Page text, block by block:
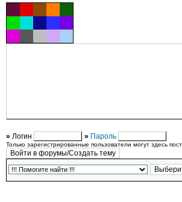
» Логин » Пароль
Только зарегистрированные пользователи могут здесь